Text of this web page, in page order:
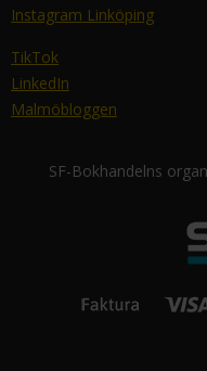
Instagram Linköping
TikTok
LinkedIn
Malmöbloggen
SF-Bokhandelns